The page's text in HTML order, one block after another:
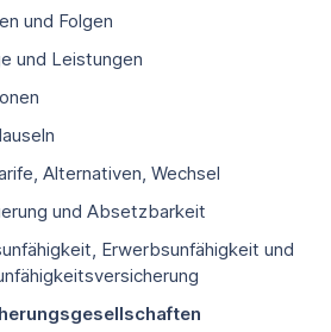
und Folgen
und Leistungen
Alternativen, Wechsel
und Absetzbarkeit
Erwerbsunfähigkeit und